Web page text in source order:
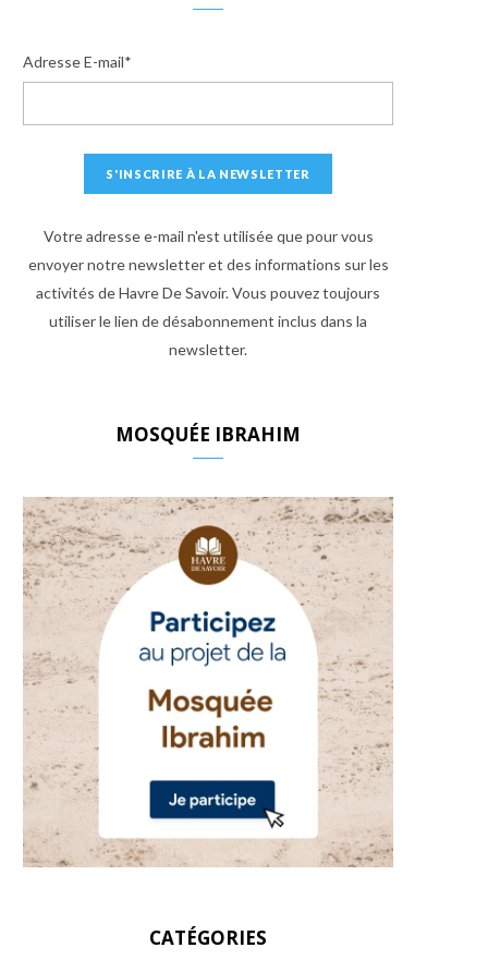
Adresse E-mail*
Votre adresse e-mail n'est utilisée que pour vous
envoyer notre newsletter et des informations sur les
activités de Havre De Savoir. Vous pouvez toujours
utiliser le lien de désabonnement inclus dans la
newsletter.
MOSQUÉE IBRAHIM
CATÉGORIES